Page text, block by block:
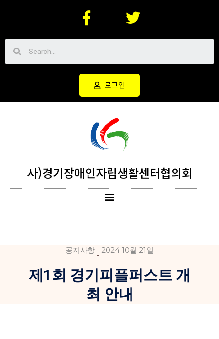
로그인
사)경기장애인자립생활센터협의회
공지사항 2024 10월 21일
제1회 경기피플퍼스트 개
최 안내